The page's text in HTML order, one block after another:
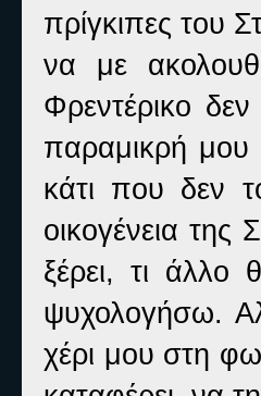
πρίγκιπες του
να με
Φρεντέρικο
παραμικρή μου
κάτι που δεν
οικογένεια
ξέρει, τι
ψυχολογήσω.
χέρι μου στη